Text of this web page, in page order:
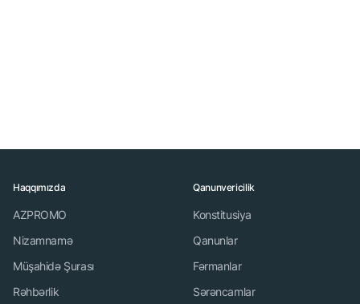
Haqqımızda
AZPROMO
Nizamnamə
Müşahidə Şurası
Rəhbərlik
Qanunvericilik
Konstitusiya
Qanunlar
Fərmanlar
Sərəncamlar